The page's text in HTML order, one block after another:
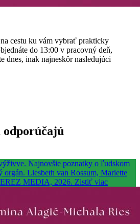
cestu ku vám vybrať prakticky
do 13:00 v pracovný deň,
dnes, inak najneskôr nasledujúci
odporúčajú